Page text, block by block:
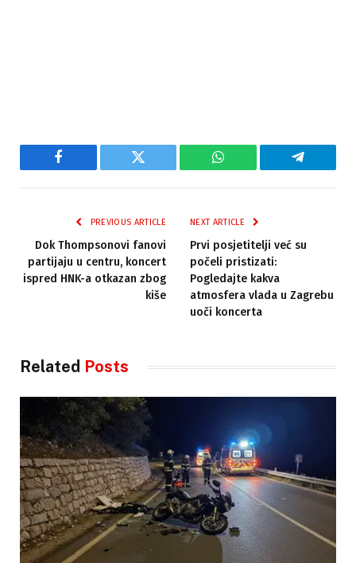
Facebook Twitter WhatsApp Telegram
PREVIOUS ARTICLE
Dok Thompsonovi fanovi
partijaju u centru, koncert
ispred HNK-a otkazan zbog
kiše
NEXT ARTICLE
Prvi posjetitelji već su
počeli pristizati:
Pogledajte kakva
atmosfera vlada u Zagrebu
uoči koncerta
Related Posts